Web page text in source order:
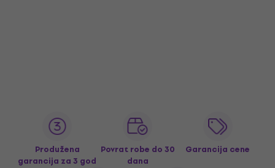
Produžena
garancija za 3 god
Povrat robe do 30
dana
Garancija cene